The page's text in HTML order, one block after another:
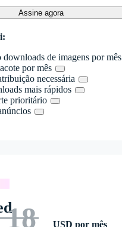
Assine agora
downloads de imagens por mês
por mês
necessária
mais rápidos
prioritário
USD por mês